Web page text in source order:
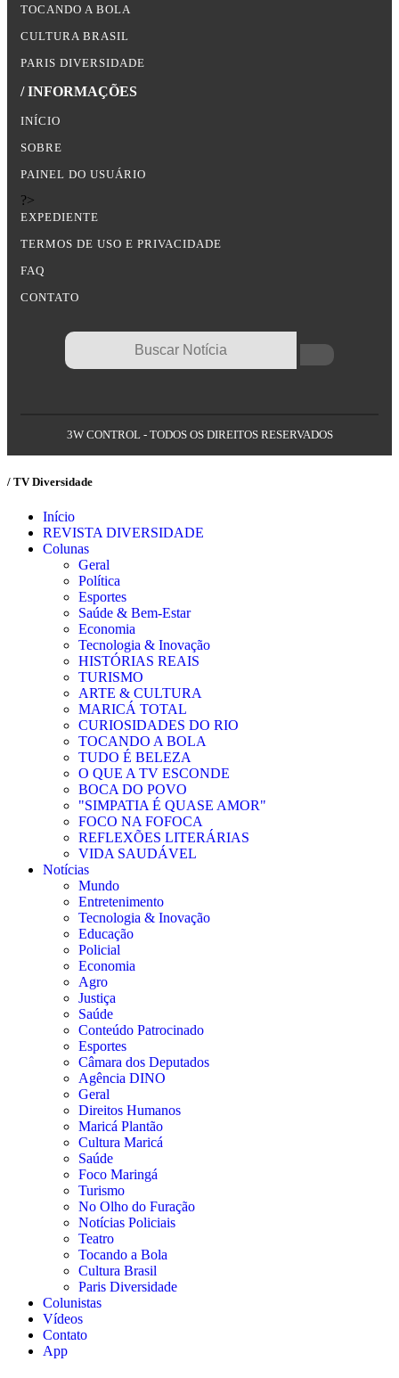
TOCANDO A BOLA
CULTURA BRASIL
PARIS DIVERSIDADE
/ INFORMAÇÕES
INÍCIO
SOBRE
PAINEL DO USUÁRIO
?>
EXPEDIENTE
TERMOS DE USO E PRIVACIDADE
FAQ
CONTATO
3W CONTROL - TODOS OS DIREITOS RESERVADOS
/ TV Diversidade
Início
REVISTA DIVERSIDADE
Colunas
Geral
Política
Esportes
Saúde & Bem-Estar
Economia
Tecnologia & Inovação
HISTÓRIAS REAIS
TURISMO
ARTE & CULTURA
MARICÁ TOTAL
CURIOSIDADES DO RIO
TOCANDO A BOLA
TUDO É BELEZA
O QUE A TV ESCONDE
BOCA DO POVO
"SIMPATIA É QUASE AMOR"
FOCO NA FOFOCA
REFLEXÕES LITERÁRIAS
VIDA SAUDÁVEL
Notícias
Mundo
Entretenimento
Tecnologia & Inovação
Educação
Policial
Economia
Agro
Justiça
Saúde
Conteúdo Patrocinado
Esportes
Câmara dos Deputados
Agência DINO
Geral
Direitos Humanos
Maricá Plantão
Cultura Maricá
Saúde
Foco Maringá
Turismo
No Olho do Furação
Notícias Policiais
Teatro
Tocando a Bola
Cultura Brasil
Paris Diversidade
Colunistas
Vídeos
Contato
App